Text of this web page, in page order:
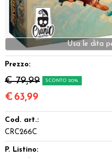
Offerte del Dragone
Prezzo:
€ 79,99 SCONTO 20%
€ 63,99
Cod. art.:
CRC266C
P. Listino: